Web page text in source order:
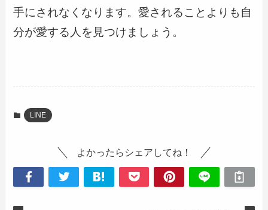
手にされなくなります。愛されることよりも自
分が愛する人を見つけましょう。
LINE
よかったらシェアしてね！